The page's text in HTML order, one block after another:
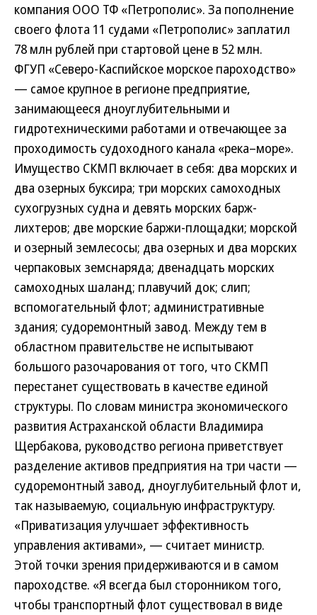
компания ООО ТФ «Петрополис». За пополнение
своего флота 11 судами «Петрополис» заплатил
78 млн рублей при стартовой цене в 52 млн.
ФГУП «Северо-Каспийское морское пароходство»
— самое крупное в регионе предприятие,
занимающееся дноуглубительными и
гидротехническими работами и отвечающее за
проходимость судоходного канала «река–море».
Имущество СКМП включает в себя: два морских и
два озерных буксира; три морских самоходных
сухогрузных судна и девять морских барж-
лихтеров; две морские баржи-площадки; морской
и озерный землесосы; два озерных и два морских
черпаковых земснаряда; двенадцать морских
самоходных шаланд; плавучий док; слип;
вспомогательный флот; административные
здания; судоремонтный завод. Между тем в
областном правительстве не испытывают
большого разочарования от того, что СКМП
перестанет существовать в качестве единой
структуры. По словам министра экономического
развития Астраханской области Владимира
Щербакова, руководство региона приветствует
разделение активов предприятия на три части —
судоремонтный завод, дноуглубительный флот и,
так называемую, социальную инфраструктуру.
«Приватизация улучшает эффективность
управления активами», — считает министр.
Этой точки зрения придерживаются и в самом
пароходстве. «Я всегда был сторонником того,
чтобы транспортный флот существовал в виде